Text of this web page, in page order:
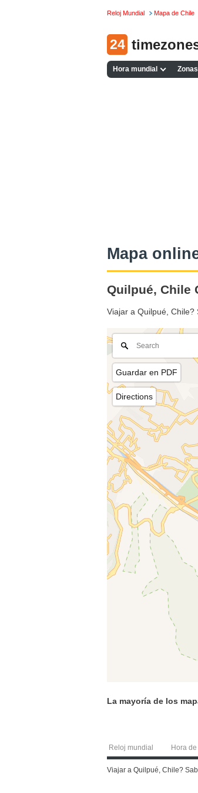
Reloj Mundial Mapa de Chile
24
Hora mundial
Mapa
Quilpué, Chile
Viajar a Quilpué,
Guardar en PDF
Directions
La mayoría de los
Reloj mundial Hora
Viajar a Quilpué, Chile?